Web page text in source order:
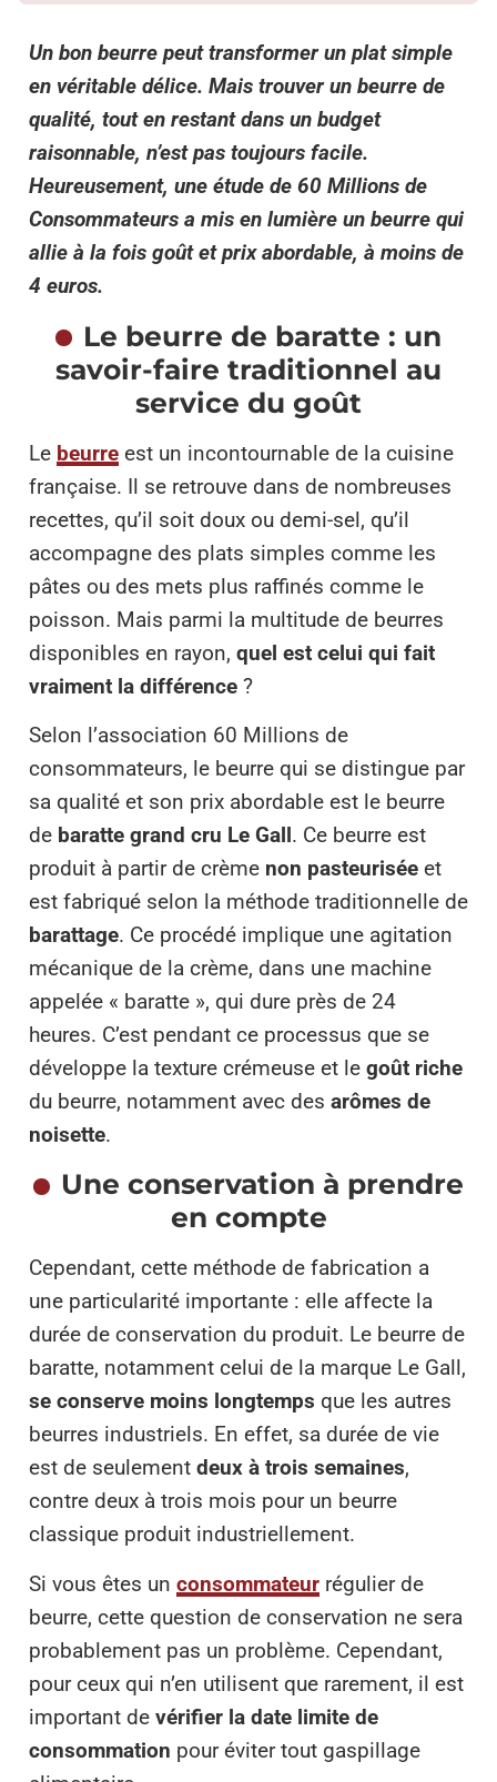
Un bon beurre peut transformer un plat simple
en véritable délice. Mais trouver un beurre de
qualité, tout en restant dans un budget
raisonnable, n’est pas toujours facile.
Heureusement, une étude de 60 Millions de
Consommateurs a mis en lumière un beurre qui
allie à la fois goût et prix abordable, à moins de
4 euros.
Le beurre de baratte : un
savoir-faire traditionnel au
service du goût
Le beurre est un incontournable de la cuisine
française. Il se retrouve dans de nombreuses
recettes, qu’il soit doux ou demi-sel, qu’il
accompagne des plats simples comme les
pâtes ou des mets plus raffinés comme le
poisson. Mais parmi la multitude de beurres
disponibles en rayon, quel est celui qui fait
vraiment la différence ?
Selon l’association 60 Millions de
consommateurs, le beurre qui se distingue par
sa qualité et son prix abordable est le beurre
de baratte grand cru Le Gall. Ce beurre est
produit à partir de crème non pasteurisée et
est fabriqué selon la méthode traditionnelle de
barattage. Ce procédé implique une agitation
mécanique de la crème, dans une machine
appelée « baratte », qui dure près de 24
heures. C’est pendant ce processus que se
développe la texture crémeuse et le goût riche
du beurre, notamment avec des arômes de
noisette.
Une conservation à prendre
en compte
Cependant, cette méthode de fabrication a
une particularité importante : elle affecte la
durée de conservation du produit. Le beurre de
baratte, notamment celui de la marque Le Gall,
se conserve moins longtemps que les autres
beurres industriels. En effet, sa durée de vie
est de seulement deux à trois semaines,
contre deux à trois mois pour un beurre
classique produit industriellement.
Si vous êtes un consommateur régulier de
beurre, cette question de conservation ne sera
probablement pas un problème. Cependant,
pour ceux qui n’en utilisent que rarement, il est
important de vérifier la date limite de
consommation pour éviter tout gaspillage